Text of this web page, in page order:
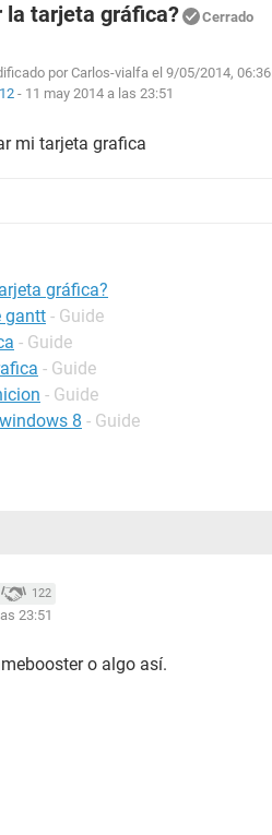
la tarjeta gráfica? Cerrado
por Carlos-vialfa el 9/05/2014, 06:36
- 11 may 2014 a las 23:51
mi tarjeta grafica
gráfica?
gantt - Guide
- Guide
- Guide
- Guide
8 - Guide
122
23:51
o algo así.